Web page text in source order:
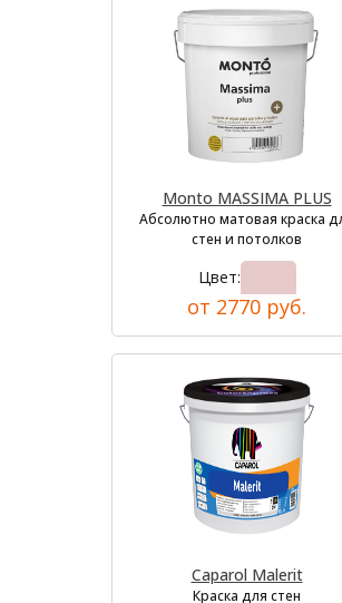
Monto MASSIMA PLUS
Абсолютно матовая краска
стен и потолков
Цвет:
от 2770 руб.
Caparol Malerit
Краска для стен